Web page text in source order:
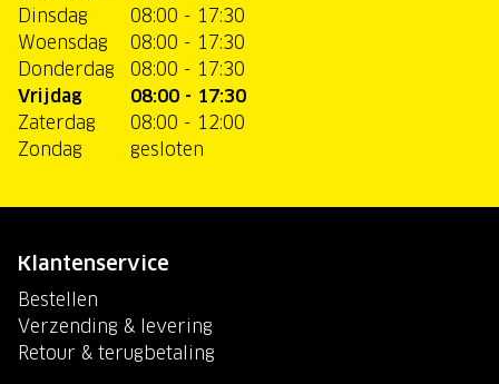
Dinsdag
08:00 - 17:30
Woensdag
08:00 - 17:30
Donderdag
08:00 - 17:30
Vrijdag
08:00 - 17:30
Zaterdag
08:00 - 12:00
Zondag
gesloten
Klantenservice
Bestellen
Verzending & levering
Retour & terugbetaling